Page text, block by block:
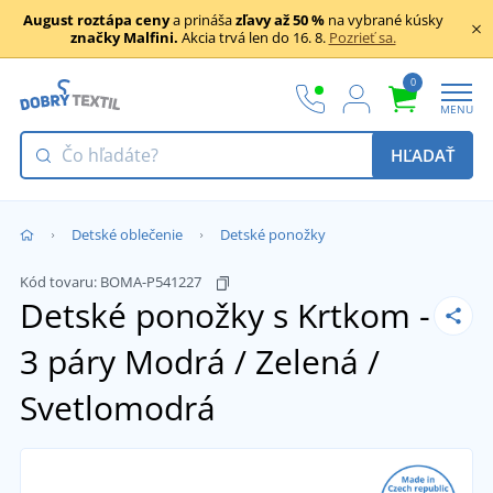
August roztápa cenya prinášazľavy až 50 %na vybrané kúsky
značky Malfini. Akcia trvá len do 16. 8. Pozrieť sa.
0
MENU
HĽADAŤ
Detské oblečenie Detské ponožky
Kód tovaru: BOMA-P541227
Detské ponožky s Krtkom -
3 páry Modrá / Zelená /
Svetlomodrá